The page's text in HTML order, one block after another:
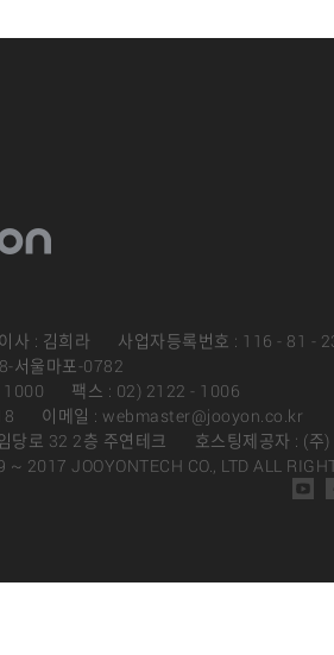
사 : 김희라
사업자등록번호 : 116 - 81 -
서울마포-0782
1000
팩스 : 02) 2122 - 1006
이메일 : webmaster@jooyon.co.kr
당로 32 2층 주연테크
호스팅제공자 : (주
2017 JOOYONTECH CO., LTD ALL